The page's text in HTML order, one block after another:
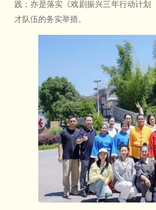
践；亦是落实《戏剧振兴三年行动计
才队伍的务实举措。